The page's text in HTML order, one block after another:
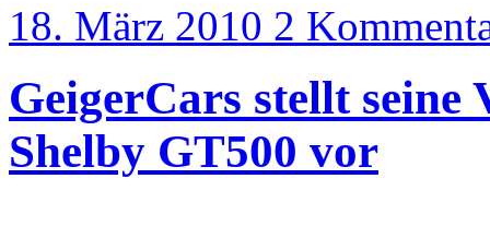
18. März 2010 2
GeigerCars stellt seine
Shelby GT500 vor